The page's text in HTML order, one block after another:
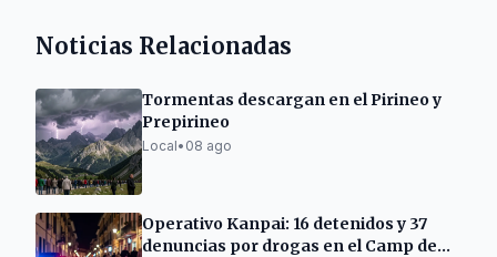
Noticias Relacionadas
Tormentas descargan en el Pirineo y
Prepirineo
Local• 08 ago
Operativo Kanpai: 16 detenidos y 37
denuncias por drogas en el Camp de